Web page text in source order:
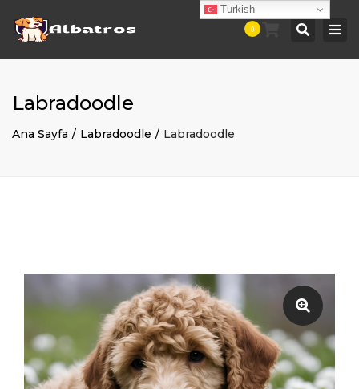
0
Labradoodle
Ana Sayfa Labradoodle Labradoodle
Turkish